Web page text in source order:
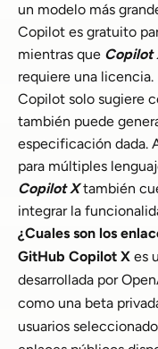
un modelo más
Copilot es gratuito
mientras que Copilot
requiere una licencia.
Copilot solo sugiere
también puede
especificación dada.
para múltiples
Copilot Xtambién
integrar la
¿Cuales son los
GitHub Copilot X es
desarrollada por
como una beta
usuarios